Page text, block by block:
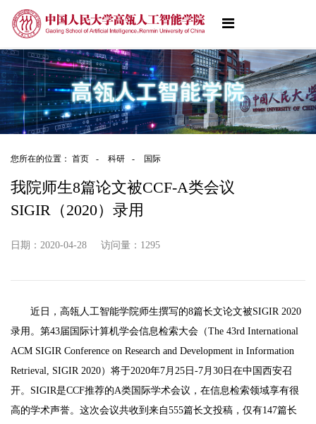
您所在的位置： 首页 - 科研 - 国际
我院师生8篇论文被CCF-A类会议
SIGIR（2020）录用
日期：2020-04-28 访问量： 1295
近日，高瓴人工智能学院师生撰写的8篇长文论文被SIGIR 2020
录用。第43届国际计算机学会信息检索大会（The 43rd International
ACM SIGIR Conference on Research and Development in Information
Retrieval, SIGIR 2020）将于2020年7月25日-7月30日在中国西安召
开。SIGIR是CCF推荐的A类国际学术会议，在信息检索领域享有很
高的学术声誉。这次会议共收到来自555篇长文投稿，仅有147篇长